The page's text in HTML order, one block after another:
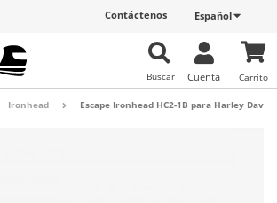
Español
Contáctenos
Carrito
Cuenta
Buscar
Ironhead Escape Ironhead HC2-1B para Harley